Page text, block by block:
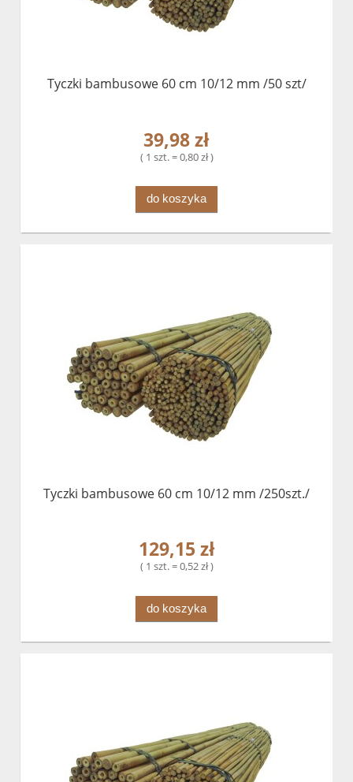
Tyczki bambusowe 60 cm 10/12 mm /50 szt/
39,98 zł
( 1 szt. = 0,80 zł )
do koszyka
Tyczki bambusowe 60 cm 10/12 mm /250szt./
129,15 zł
( 1 szt. = 0,52 zł )
do koszyka